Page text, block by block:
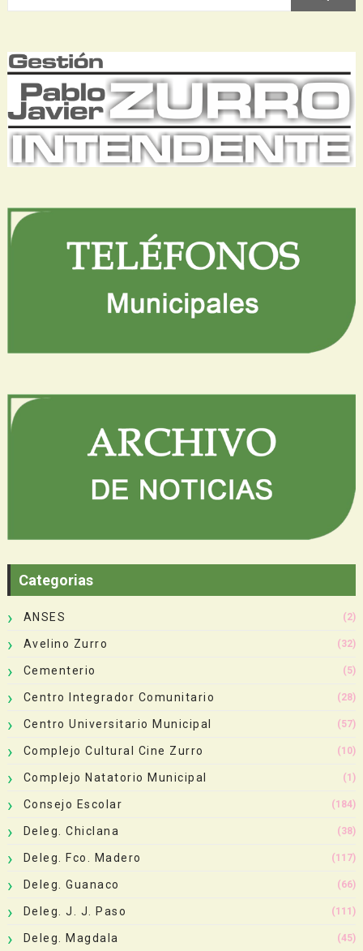
Categorias
ANSES (2)
Avelino Zurro (32)
Cementerio (5)
Centro Integrador Comunitario (28)
Centro Universitario Municipal (57)
Complejo Cultural Cine Zurro (10)
Complejo Natatorio Municipal (1)
Consejo Escolar (184)
Deleg. Chiclana (38)
Deleg. Fco. Madero (117)
Deleg. Guanaco (66)
Deleg. J. J. Paso (111)
Deleg. Magdala (45)